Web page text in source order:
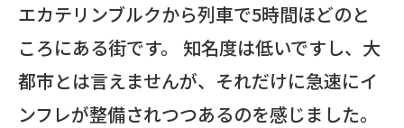
エカテリンブルクから列車で5時間ほどのと
ころにある街です。 知名度は低いですし、大
都市とは言えませんが、それだけに急速にイ
ンフレが整備されつつあるのを感じました。